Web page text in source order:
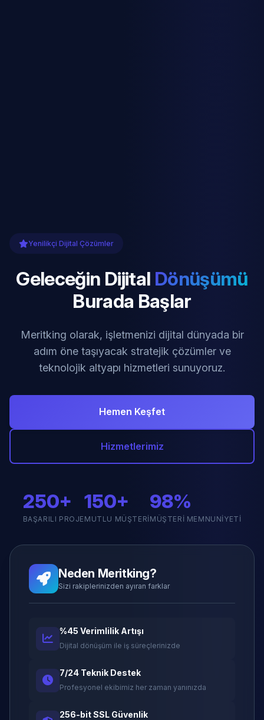
Yenilikçi Dijital Çözümler
Geleceğin Dijital Dönüşümü
Burada Başlar
Meritking olarak, işletmenizi dijital dünyada bir
adım öne taşıyacak stratejik çözümler ve
teknolojik altyapı hizmetleri sunuyoruz.
Hemen Keşfet
Hizmetlerimiz
250+
BAŞARILI PROJE
150+
MUTLU MÜŞTERI
98%
MÜŞTERI MEMNUNIYETI
Neden Meritking?
Sizi rakiplerinizden ayıran farklar
%45 Verimlilik Artışı
Dijital dönüşüm ile iş süreçlerinizde
7/24 Teknik Destek
Profesyonel ekibimiz her zaman yanınızda
256-bit SSL Güvenlik